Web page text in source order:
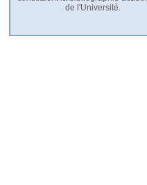
de l'Université.